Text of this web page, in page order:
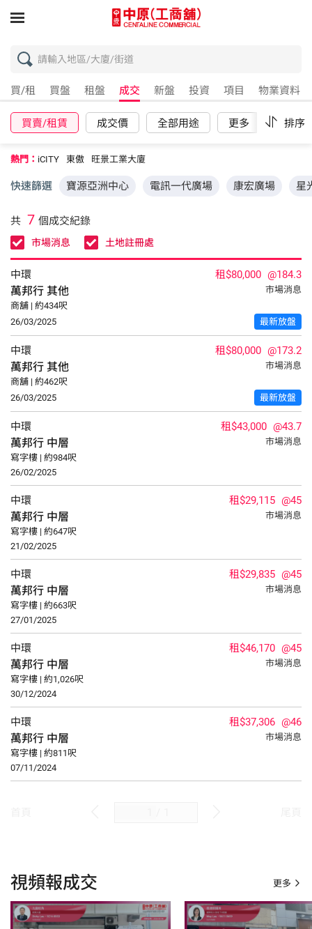
買/租 買盤 租盤 成交 新盤 投資 項目 物業資料
買賣/租賃 成交價 全部用途 更多 重設
排序
熱門： iCITY 東傲 旺景工業大廈
快速篩選 寶源亞洲中心 電訊一代廣場 康宏廣場 星
共 7 個成交紀錄
市場消息 土地註冊處
中環 租$80,000 @184.3
萬邦行 其他
市場消息
商舖 | 約434呎
26/03/2025
最新放盤
中環 租$80,000 @173.2
萬邦行 其他
市場消息
商舖 | 約462呎
26/03/2025
最新放盤
中環 租$43,000 @43.7
萬邦行 中層
市場消息
寫字樓 | 約984呎
26/02/2025
中環 租$29,115 @45
萬邦行 中層
市場消息
寫字樓 | 約647呎
21/02/2025
中環 租$29,835 @45
萬邦行 中層
市場消息
寫字樓 | 約663呎
27/01/2025
中環 租$46,170 @45
萬邦行 中層
市場消息
寫字樓 | 約1,026呎
30/12/2024
中環 租$37,306 @46
萬邦行 中層
市場消息
寫字樓 | 約811呎
07/11/2024
視頻報成交 更多